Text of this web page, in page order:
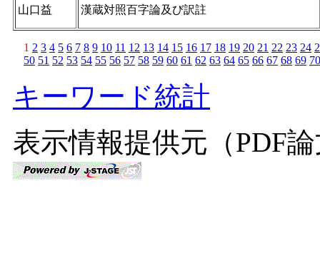
山口益 漢蔵対照百字論及び訳註
1 2 3 4 5 6 7 8 9 10 11 12 13 14 15 16 17 18 19 20 21 22 23 24
50 51 52 53 54 55 56 57 58 59 60 61 62 63 64 65 66 67 68 69 70
キーワード統計
表示情報提供元（PDF